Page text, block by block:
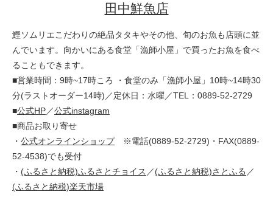
田中鮮魚店
鰹ソムリエこだわりの絶品タタキやその他、旬のお魚も店頭に並
んでいます。向かいにある食堂「漁師小屋」で買ったお魚を食べ
ることもできます。
■営業時間：9時~17時ころ ・食堂のみ「漁師小屋」10時~14時30
分(ラストオーダー14時)／定休日：水曜／TEL：0889-52-2729
■公式HP／公式instagram
■商品お取り寄せ
・ 公式オンラインショップ※電話(0889-52-2729)・FAX(0889-
52-4538)でも受付
・ (ふるさと納税)ふるさとチョイス ／(ふるさと納税)さとふる ／
(ふるさと納税)楽天市場